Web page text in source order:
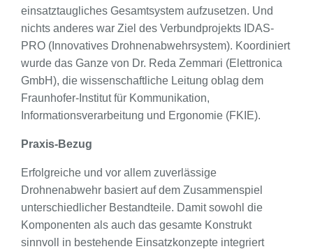
einsatztaugliches Gesamtsystem aufzusetzen. Und
nichts anderes war Ziel des Verbundprojekts IDAS-
PRO (Innovatives Drohnenabwehrsystem). Koordiniert
wurde das Ganze von Dr. Reda Zemmari (Elettronica
GmbH), die wissenschaftliche Leitung oblag dem
Fraunhofer-Institut für Kommunikation,
Informationsverarbeitung und Ergonomie (FKIE).
Praxis-Bezug
Erfolgreiche und vor allem zuverlässige
Drohnenabwehr basiert auf dem Zusammenspiel
unterschiedlicher Bestandteile. Damit sowohl die
Komponenten als auch das gesamte Konstrukt
sinnvoll in bestehende Einsatzkonzepte integriert